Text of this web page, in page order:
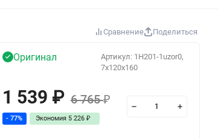
Сравнение Поделиться
Артикул: 1H201-1uzor0,
7x120x160
Оригинал
1 539 ₽ 6 765₽
- 77% Экономия 5 226 ₽